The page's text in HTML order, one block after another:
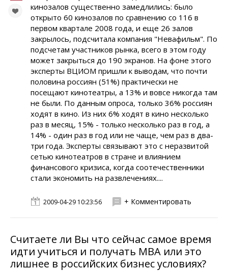
кинозалов существенно замедлились: было
открыто 60 кинозалов по сравнению со 116 в
первом квартале 2008 года, и еще 26 залов
закрылось, подсчитала компания "Невафильм". По
подсчетам участников рынка, всего в этом году
может закрыться до 190 экранов. На фоне этого
эксперты ВЦИОМ пришли к выводам, что почти
половина россиян (51%) практически не
посещают кинотеатры, а 13% и вовсе никогда там
не были. По данным опроса, только 36% россиян
ходят в кино. Из них 6% ходят в кино несколько
раз в месяц, 15% - только несколько раз в год, а
14% - один раз в год или не чаще, чем раз в два-
три года. Эксперты связывают это с неразвитой
сетью кинотеатров в стране и влиянием
финансового кризиса, когда соотечественники
стали экономить на развлечениях....
2009-04-29 10:23:56 + Комментировать
Считаете ли Вы что сейчас самое время
идти учиться и получать MBA или это
лишнее в российских бизнес условиях?